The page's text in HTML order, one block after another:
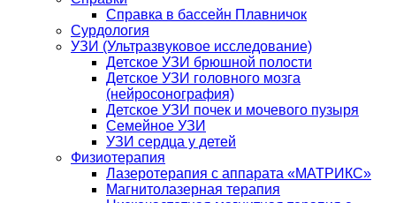
Справка в бассейн Плавничок
Сурдология
УЗИ (Ультразвуковое исследование)
Детское УЗИ брюшной полости
Детское УЗИ головного мозга
(нейросонография)
Детское УЗИ почек и мочевого пузыря
Семейное УЗИ
УЗИ сердца у детей
Физиотерапия
Лазеротерапия с аппарата «МАТРИКС»
Магнитолазерная терапия